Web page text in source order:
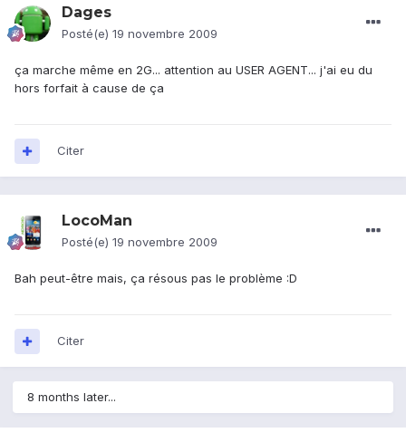
Dages
Posté(e) 19 novembre 2009
ça marche même en 2G... attention au USER AGENT... j'ai eu du
hors forfait à cause de ça
Citer
LocoMan
Posté(e) 19 novembre 2009
Bah peut-être mais, ça résous pas le problème :D
Citer
8 months later...